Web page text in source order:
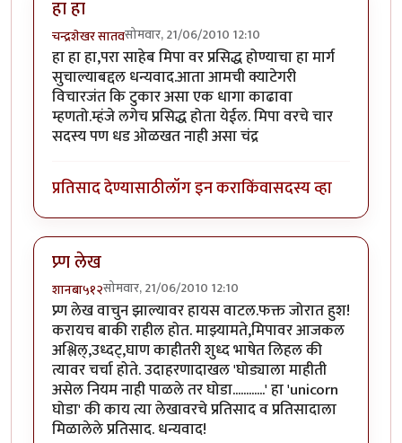
हा हा
चन्द्रशेखर सातवसोमवार, 21/06/2010 12:10
हा हा हा,परा साहेब मिपा वर प्रसिद्ध होण्याचा हा मार्ग
सुचाल्याबद्दल धन्यवाद.आता आमची क्याटेगरी
विचारजंत कि टुकार असा एक धागा काढावा
म्हणतो.म्हंजे लगेच प्रसिद्ध होता येईल. मिपा वरचे चार
सदस्य पण धड ओळखत नाही असा चंद्र
प्रतिसाद देण्यासाठीलॉग इन कराकिंवासदस्य व्हा
प्र्ण लेख
शानबा५१२सोमवार, 21/06/2010 12:10
प्र्ण लेख वाचुन झाल्यावर हायस वाटल.फक्त जोरात हुश!
करायच बाकी राहील होत. माझ्यामते,मिपावर आजकल
अश्लिल्,उध्दट्,घाण काहीतरी शुध्द भाषेत लिहल की
त्यावर चर्चा होते. उदाहरणादाखल 'घोड्याला माहीती
असेल नियम नाही पाळले तर घोडा............' हा 'unicorn
घोडा' की काय त्या लेखावरचे प्रतिसाद व प्रतिसादाला
मिळालेले प्रतिसाद. धन्यवाद!